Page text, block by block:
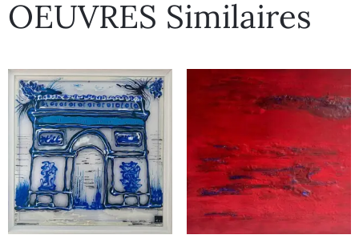
OEUVRES Similaires